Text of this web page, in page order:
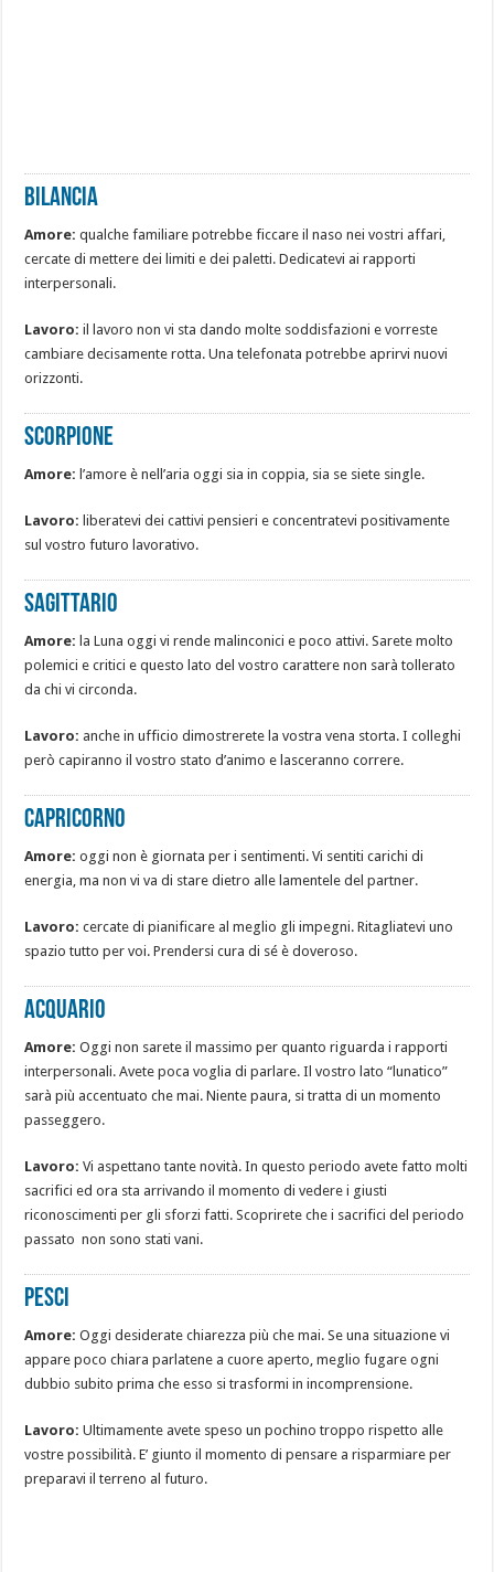
Bilancia
Amore: qualche familiare potrebbe ficcare il naso nei vostri affari,
cercate di mettere dei limiti e dei paletti. Dedicatevi ai rapporti
interpersonali.
Lavoro: il lavoro non vi sta dando molte soddisfazioni e vorreste
cambiare decisamente rotta. Una telefonata potrebbe aprirvi nuovi
orizzonti.
Scorpione
Amore: l’amore è nell’aria oggi sia in coppia, sia se siete single.
Lavoro: liberatevi dei cattivi pensieri e concentratevi positivamente
sul vostro futuro lavorativo.
Sagittario
Amore: la Luna oggi vi rende malinconici e poco attivi. Sarete molto
polemici e critici e questo lato del vostro carattere non sarà tollerato
da chi vi circonda.
Lavoro: anche in ufficio dimostrerete la vostra vena storta. I colleghi
però capiranno il vostro stato d’animo e lasceranno correre.
Capricorno
Amore:oggi non è giornata per i sentimenti. Vi sentiti carichi di
energia, ma non vi va di stare dietro alle lamentele del partner.
Lavoro: cercate di pianificare al meglio gli impegni. Ritagliatevi uno
spazio tutto per voi. Prendersi cura di sé è doveroso.
Acquario
Amore:Oggi non sarete il massimo per quanto riguarda i rapporti
interpersonali. Avete poca voglia di parlare. Il vostro lato “lunatico”
sarà più accentuato che mai. Niente paura, si tratta di un momento
passeggero.
Lavoro:Vi aspettano tante novità. In questo periodo avete fatto molti
sacrifici ed ora sta arrivando il momento di vedere i giusti
riconoscimenti per gli sforzi fatti. Scoprirete che i sacrifici del periodo
passato non sono stati vani.
Pesci
Amore:Oggi desiderate chiarezza più che mai. Se una situazione vi
appare poco chiara parlatene a cuore aperto, meglio fugare ogni
dubbio subito prima che esso si trasformi in incomprensione.
Lavoro:Ultimamente avete speso un pochino troppo rispetto alle
vostre possibilità. E’ giunto il momento di pensare a risparmiare per
preparavi il terreno al futuro.